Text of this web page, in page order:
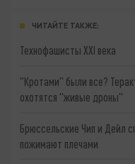
ЧИТАЙТЕ ТАКЖЕ:
Технофашисты XXI века
"Кротами" были все?
охотятся "живые дроны"
Брюссельские Чип и Дейл
пожимают плечами